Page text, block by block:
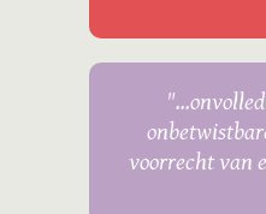
voorrecht van